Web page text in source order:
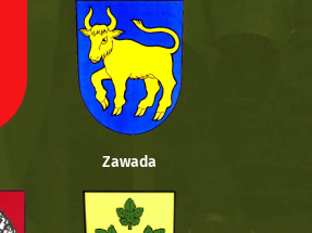
Zawada